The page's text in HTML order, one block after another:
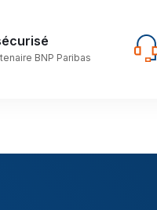
BNP Paribas